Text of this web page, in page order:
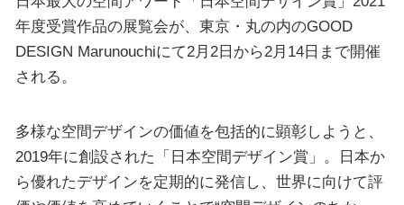
年度受賞作品の展覧会が、東京・丸の内のGOOD
DESIGN Marunouchiにて2月2日から2月14日まで開催
される。
多様な空間デザインの価値を包括的に顕彰しようと、
2019年に創設された「日本空間デザイン賞」。日本か
ら優れたデザインを定期的に発信し、世界に向けて評